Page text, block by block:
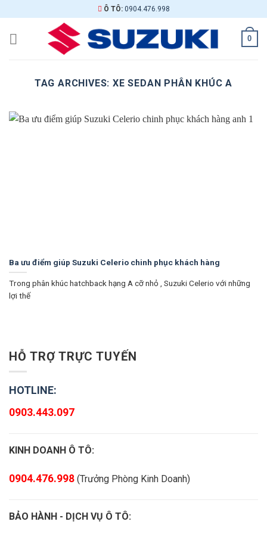
to
content
Ô TÔ: 0904.476.998
0
TAG ARCHIVES:XE SEDAN PHÂN KHÚC A
Ba ưu điểm giúp Suzuki Celerio chinh phục khách hàng
Trong phân khúc hatchback hạng A cỡ nhỏ , Suzuki Celerio với những
lợi thế
HỖ TRỢ TRỰC TUYẾN
HOTLINE:
0903.443.097
KINH DOANH Ô TÔ:
0904.476.998 (Trưởng Phòng Kinh Doanh)
BẢO HÀNH - DỊCH VỤ Ô TÔ: